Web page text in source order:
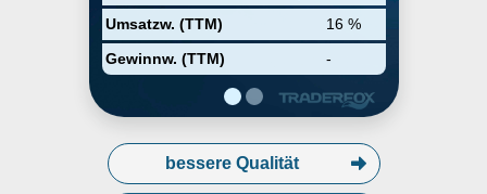
Umsatzw. (TTM)
16 %
Gewinnw. (TTM)
-
bessere Qualität